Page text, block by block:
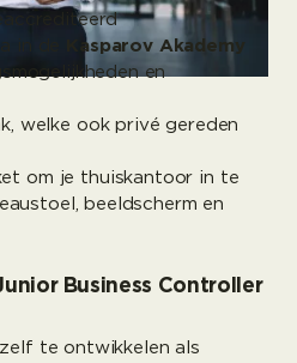
in de
Kasparov Akademy
en
welke ook privé gereden
om je thuiskantoor in te
beeldscherm en
Business Controller
te ontwikkelen als